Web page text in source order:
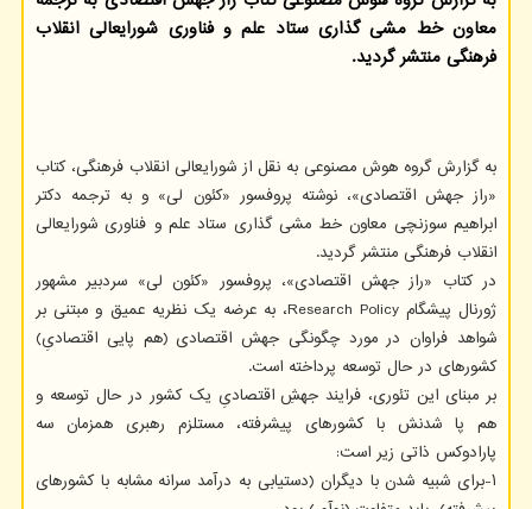
معاون خط مشی گذاری ستاد علم و فناوری شورایعالی انقلاب
فرهنگی منتشر گردید.
به گزارش گروه هوش مصنوعی به نقل از شورایعالی انقلاب فرهنگی، کتاب
«راز جهش اقتصادی»، نوشته پروفسور «کئون لی» و به ترجمه دکتر
ابراهیم سوزنچی معاون خط مشی گذاری ستاد علم و فناوری شورایعالی
انقلاب فرهنگی منتشر گردید.
در کتاب «راز جهش اقتصادی»، پروفسور «کئون لی» سردبیر مشهور
ژورنال پیشگام Research Policy، به عرضه یک نظریه عمیق و مبتنی بر
شواهد فراوان در مورد چگونگی جهش اقتصادی (هم پایی اقتصادیِ)
کشورهای در حال توسعه پرداخته است.
بر مبنای این تئوری، فرایند جهشِ اقتصادیِ یک کشور در حال توسعه و
هم پا شدنش با کشورهای پیشرفته، مستلزم رهبری همزمان سه
پارادوکس ذاتی زیر است:
۱-برای شبیه شدن با دیگران (دستیابی به درآمد سرانه مشابه با کشورهای